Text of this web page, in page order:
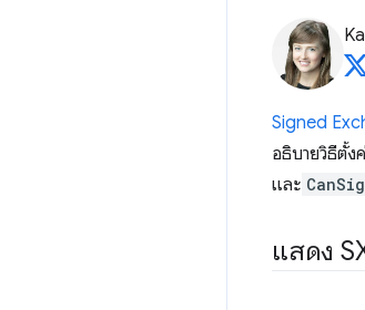
Signed
อธิบายวิธีตั้ง
และ
แสดง